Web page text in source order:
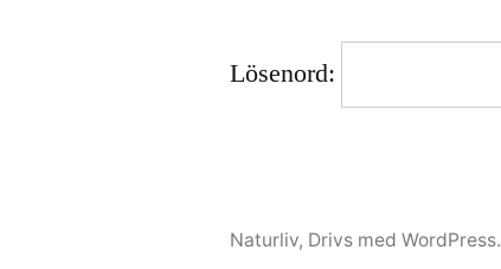
Lösenord:
Naturliv, Drivs med WordPress.